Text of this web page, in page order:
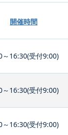
開催時間
～16:30(受付9:00)
～16:30(受付9:00)
～16:30(受付9:00)